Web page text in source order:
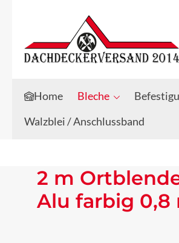
Zum Hauptinhalt springen
Zur Suche springen
Home Bleche
Walzblei / Anschlussband
2 m
Alu farbig 0,8